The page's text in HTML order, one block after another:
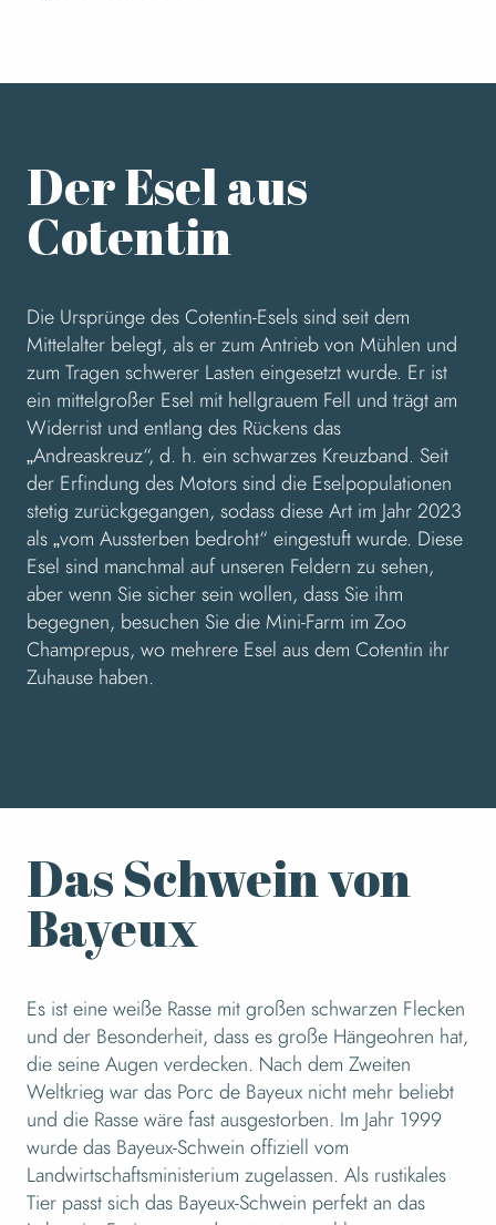
Der Esel aus
Cotentin
Die Ursprünge des Cotentin-Esels sind seit dem
Mittelalter belegt, als er zum Antrieb von Mühlen und
zum Tragen schwerer Lasten eingesetzt wurde. Er ist
ein mittelgroßer Esel mit hellgrauem Fell und trägt am
Widerrist und entlang des Rückens das
„Andreaskreuz“, d. h. ein schwarzes Kreuzband. Seit
der Erfindung des Motors sind die Eselpopulationen
stetig zurückgegangen, sodass diese Art im Jahr 2023
als „vom Aussterben bedroht“ eingestuft wurde. Diese
Esel sind manchmal auf unseren Feldern zu sehen,
aber wenn Sie sicher sein wollen, dass Sie ihm
begegnen, besuchen Sie die Mini-Farm im Zoo
Champrepus, wo mehrere Esel aus dem Cotentin ihr
Zuhause haben.
Das Schwein von
Bayeux
Es ist eine weiße Rasse mit großen schwarzen Flecken
und der Besonderheit, dass es große Hängeohren hat,
die seine Augen verdecken. Nach dem Zweiten
Weltkrieg war das Porc de Bayeux nicht mehr beliebt
und die Rasse wäre fast ausgestorben. Im Jahr 1999
wurde das Bayeux-Schwein offiziell vom
Landwirtschaftsministerium zugelassen. Als rustikales
Tier passt sich das Bayeux-Schwein perfekt an das